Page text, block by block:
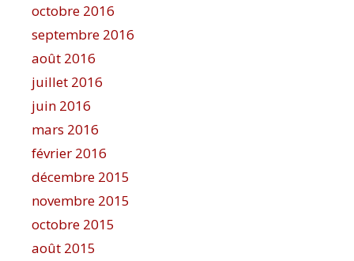
octobre 2016
septembre 2016
août 2016
juillet 2016
juin 2016
mars 2016
février 2016
décembre 2015
novembre 2015
octobre 2015
août 2015